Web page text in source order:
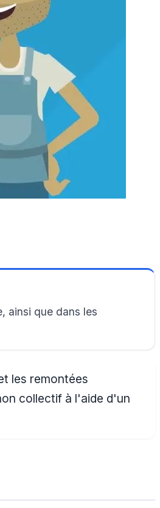
ainsi que dans les
les remontées
collectif à l'aide d'un